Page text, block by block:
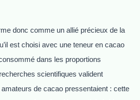
donc comme un allié précieux de la
est choisi avec une teneur en cacao
dans les proportions
scientifiques valident
de cacao pressentaient : cette